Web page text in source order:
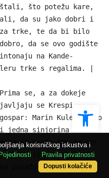
štali, što potežu kare,
ali, da su jako dobri i
za trke, te da bi bilo
dobro, da se ovo godište
intonaju na Kande-
leru trke s regalima. |
Prima se, a za dokeje
javljaju se Krespi,
gospar: Marin Kulez, Jako
i jedna sinjorina
mora iz Grada što je per
kombinacijone | bila
korisničkog iskustva i
Pojedinosti Pravila privatnosti
Dopusti kolačiće